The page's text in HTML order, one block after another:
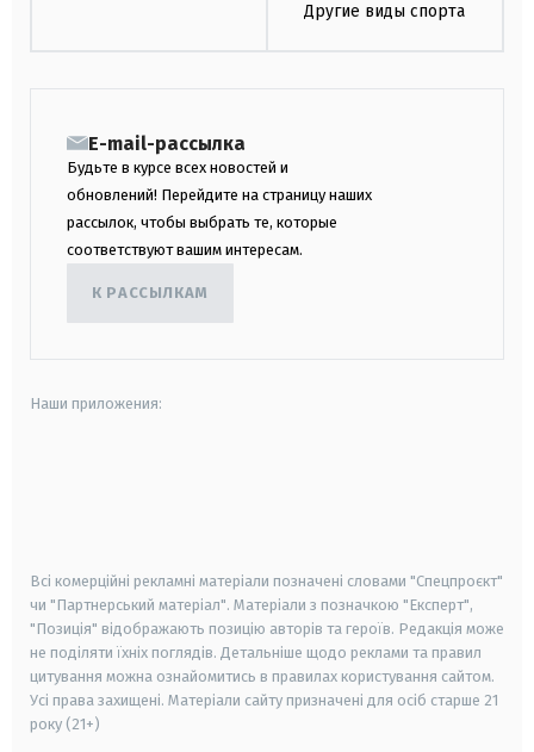
Другие виды спорта
E-mail-рассылка
Будьте в курсе всех новостей и
обновлений! Перейдите на страницу наших
рассылок, чтобы выбрать те, которые
соответствуют вашим интересам.
К РАССЫЛКАМ
Наши приложения:
Всі комерційні рекламні матеріали позначені словами "Спецпроєкт"
чи "Партнерський матеріал". Матеріали з позначкою "Експерт",
"Позиція" відображають позицію авторів та героїв. Редакція може
не поділяти їхніх поглядів. Детальніше щодо реклами та правил
цитування можна ознайомитись в правилах користування сайтом.
Усі права захищені. Матеріали сайту призначені для осіб старше 21
року (21+)